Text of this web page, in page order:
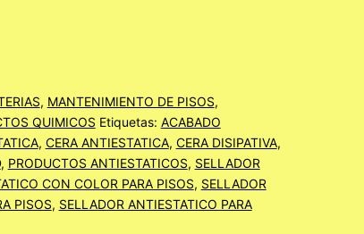
, MANTENIMIENTO DE PISOS,
QUIMICOS Etiquetas: ACABADO
, CERA ANTIESTATICA, CERA DISIPATIVA,
, PRODUCTOS ANTIESTATICOS, SELLADOR
CON COLOR PARA PISOS, SELLADOR
PISOS, SELLADOR ANTIESTATICO PARA